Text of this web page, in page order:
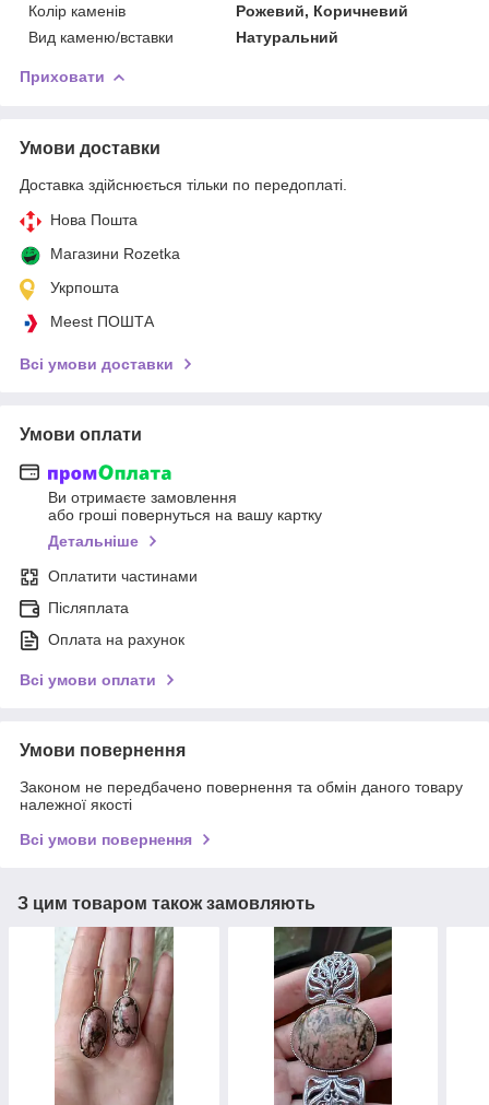
Колір каменів
Рожевий, Коричневий
Вид каменю/вставки
Натуральний
Приховати
Умови доставки
Доставка здійснюється тільки по передоплаті.
Нова Пошта
Магазини Rozetka
Укрпошта
Meest ПОШТА
Всі умови доставки
Умови оплати
Ви отримаєте замовлення
або гроші повернуться на вашу картку
Детальніше
Оплатити частинами
Післяплата
Оплата на рахунок
Всі умови оплати
Умови повернення
Законом не передбачено повернення та обмін даного товару
належної якості
Всі умови повернення
З цим товаром також замовляють